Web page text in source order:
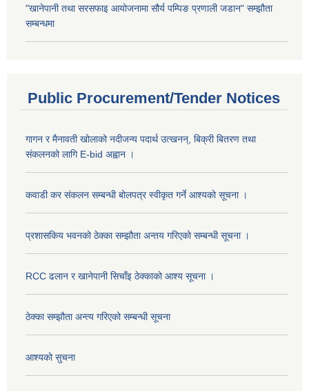
"खानेपानी तथा सरसफाइ आयोजनामा सौर्य पम्पिङ प्रणाली जडान" सम्झौता
सम्बन्धमा
Public Procurement/Tender Notices
गागन र मैनावती खोलाको नदीजन्य पदार्थ उत्खनन्, बिक्री बितरण तथा
संकलनको लागि E-bid अह्वान ।
कवाडी कर संकलन सम्बन्धी बोलपत्र स्वीकृत गर्ने आश्यको सूचना ।
प्रशासकिय भवनको ठेक्का सम्झौता अन्तय गरिएको सम्बन्धी सूचना ।
RCC ढलान र खानेपानी सिचाँइ ठेक्काको आश्य सूचना ।
ठेक्का सम्झौता अन्त्य गरिएको सम्बन्धी सूचना
आश्यको सुचना